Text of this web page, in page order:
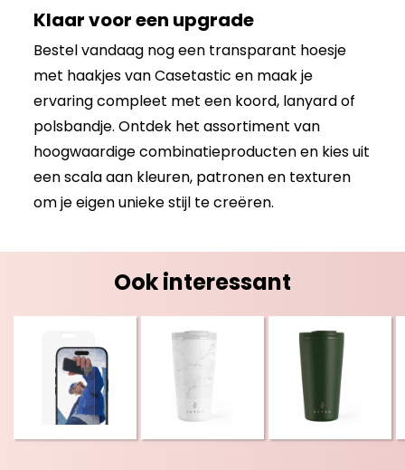
Klaar voor een upgrade
Bestel vandaag nog een transparant hoesje
met haakjes van Casetastic en maak je
ervaring compleet met een koord, lanyard of
polsbandje. Ontdek het assortiment van
hoogwaardige combinatieproducten en kies uit
een scala aan kleuren, patronen en texturen
om je eigen unieke stijl te creëren.
Ook interessant